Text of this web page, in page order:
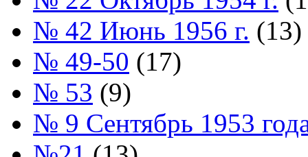
№ 42 Июнь 1956 г. (13)
№ 49-50 (17)
№ 53 (9)
№ 9 Сентябрь 1953